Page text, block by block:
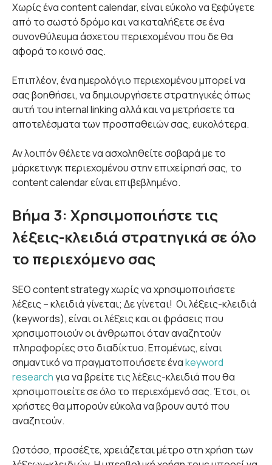
Χωρίς ένα content calendar, είναι εύκολο να ξεφύγετε
από το σωστό δρόμο και να καταλήξετε σε ένα
συνονθύλευμα άσχετου περιεχομένου που δε θα
αφορά το κοινό σας.
Επιπλέον, ένα ημερολόγιο περιεχομένου μπορεί να
σας βοηθήσει, να δημιουργήσετε στρατηγικές όπως
αυτή του internal linking αλλά και να μετρήσετε τα
αποτελέσματα των προσπαθειών σας, ευκολότερα.
Αν λοιπόν θέλετε να ασχοληθείτε σοβαρά με το
μάρκετινγκ περιεχομένου στην επιχείρησή σας, το
content calendar είναι επιβεβλημένο.
Βήμα 3: Χρησιμοποιήστε τις
λέξεις-κλειδιά στρατηγικά σε όλο
το περιεχόμενο σας
SEO content strategy χωρίς να χρησιμοποιήσετε
λέξεις – κλειδιά γίνεται; Δε γίνεται! Οι λέξεις-κλειδιά
(keywords), είναι οι λέξεις και οι φράσεις που
χρησιμοποιούν οι άνθρωποι όταν αναζητούν
πληροφορίες στο διαδίκτυο. Επομένως, είναι
σημαντικό να πραγματοποιήσετε έναkeyword
researchγια να βρείτε τις λέξεις-κλειδιά που θα
χρησιμοποιείτε σε όλο το περιεχόμενό σας. Έτσι, οι
χρήστες θα μπορούν εύκολα να βρουν αυτό που
αναζητούν.
Ωστόσο, προσέξτε, χρειάζεται μέτρο στη χρήση των